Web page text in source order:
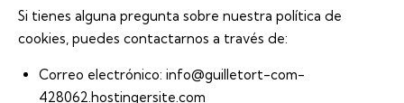
Si tienes alguna pregunta sobre nuestra política de
cookies, puedes contactarnos a través de:
Correo electrónico: info@guilletort-com-
428062.hostingersite.com